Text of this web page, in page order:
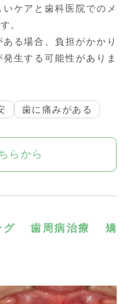
ケアと歯科医院でのメ
。
る場合、負担がかかり
生する可能性がありま
歯に痛みがある
らから
グ 歯周病治療
矯